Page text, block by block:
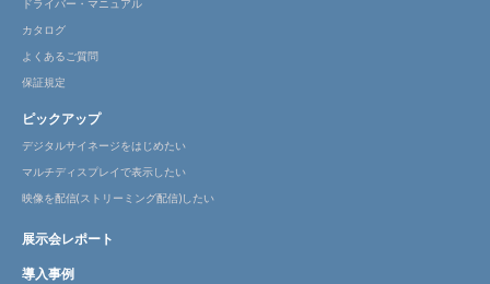
ドライバー・マニュアル
カタログ
よくあるご質問
保証規定
ピックアップ
デジタルサイネージをはじめたい
マルチディスプレイで表示したい
映像を配信(ストリーミング配信)したい
展示会レポート
導入事例